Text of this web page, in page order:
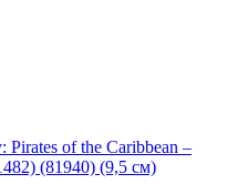
of the Caribbean –
(81940) (9,5 см)